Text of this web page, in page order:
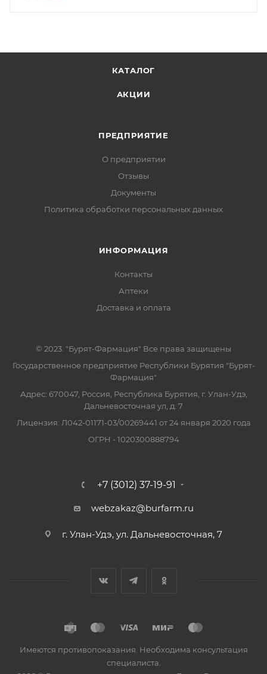
КАТАЛОГ
АКЦИИ
ПРЕДПРИЯТИЕ
О предприятии
Отзывы
Документы
Политика обработки персональных данных
ИНФОРМАЦИЯ
Контакты
Аптеки
Доставка и оплата
© 2023. "Бурят-Фармация" Все права защищены
Государственное предприятие Республики Бурятия "Бурят-
Фармация"
Адрес: 670047, Россия, Республика Бурятия, г. Улан-Удэ,
Дальневосточная ул, д. 7
Лицензия: Л042-01171-03/00269441 от 24 января 2020 года
ОГРН - 1020300888794
+7 (3012) 37-19-91
webzakaz@burfarm.ru
г. Улан-Удэ, ул. Дальневосточная, 7
Имеются противопоказания. Необходима консультация
специалиста.